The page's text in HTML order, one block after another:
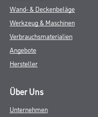
Wand- & Deckenbeläge
Werkzeug & Maschinen
Verbrauchsmaterialien
Angebote
Hersteller
Über Uns
Unternehmen